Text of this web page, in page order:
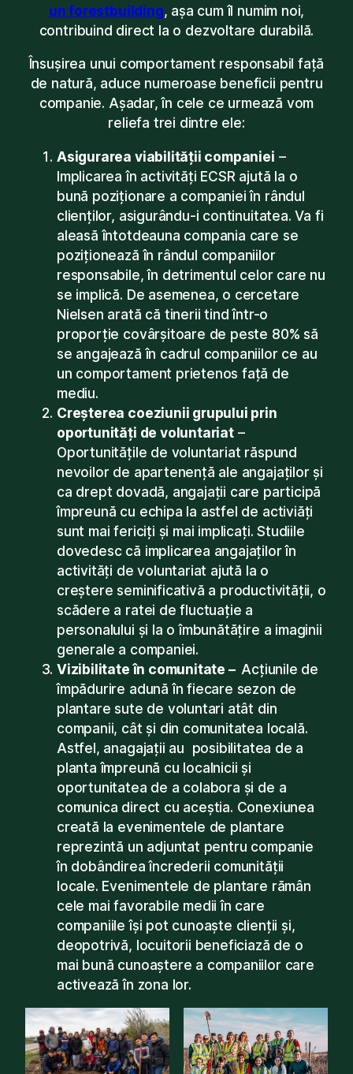
un forestbuilding, așa cum îl numim noi,
contribuind direct la o dezvoltare durabilă.
Însușirea unui comportament responsabil față
de natură, aduce numeroase beneficii pentru
companie. Așadar, în cele ce urmează vom
reliefa trei dintre ele:
Asigurarea viabilității companiei –
Implicarea în activități ECSR ajută la o
bună poziționare a companiei în rândul
clienților, asigurându-i continuitatea. Va fi
aleasă întotdeauna compania care se
poziționează în rândul companiilor
responsabile, în detrimentul celor care nu
se implică. De asemenea, o cercetare
Nielsen arată că tinerii tind într-o
proporție covârșitoare de peste 80% să
se angajează în cadrul companiilor ce au
un comportament prietenos față de
mediu.
Creșterea coeziunii grupului prin
oportunități de voluntariat–
Oportunitățile de voluntariat răspund
nevoilor de apartenență ale angajaților și
ca drept dovadă, angajații care participă
împreună cu echipa la astfel de activiăți
sunt mai fericiți și mai implicați. Studiile
dovedesc că implicarea angajaților în
activități de voluntariat ajută la o
creștere seminificativă a productivității, o
scădere a ratei de fluctuație a
personalului și la o îmbunătățire a imaginii
generale a companiei.
Vizibilitate în comunitate – Acțiunile de
împădurire adună în fiecare sezon de
plantare sute de voluntari atât din
companii, cât și din comunitatea locală.
Astfel, anagajații au posibilitatea de a
planta împreună cu localnicii și
oportunitatea de a colabora și de a
comunica direct cu aceștia. Conexiunea
creată la evenimentele de plantare
reprezintă un adjuntat pentru companie
în dobândirea încrederii comunității
locale. Evenimentele de plantare rămân
cele mai favorabile medii în care
companiile își pot cunoaște clienții și,
deopotrivă, locuitorii beneficiază de o
mai bună cunoaștere a companiilor care
activează în zona lor.